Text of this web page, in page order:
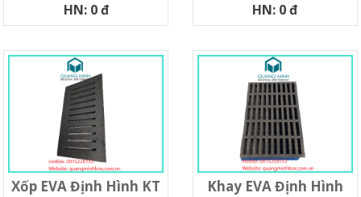
HN: 0 đ HN: 0 đ
Xốp EVA Định Hình KT
Khay EVA Định Hình